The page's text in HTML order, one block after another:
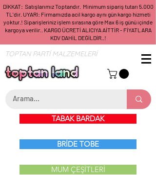
DİKKAT: Satışlarımız Toptandır. Minimum sipariş tutarı 5.000
TL'dir. UYARI: Firmamızda acil kargo aynı gün kargo hizmeti
yoktur.! Siparişleriniz işlem sırasına göre Max 6 iş günü içinde
kargoya verilir.. KARGO ÜCRETİ ALICIYA AİTTİR - FİYATLARA
KDV DAHİL DEĞİLDİR..!
TOPTAN PARTİ MALZEMELERİ
TABAK BARDAK
BRİDE TOBE
MUM ÇEŞİTLERİ